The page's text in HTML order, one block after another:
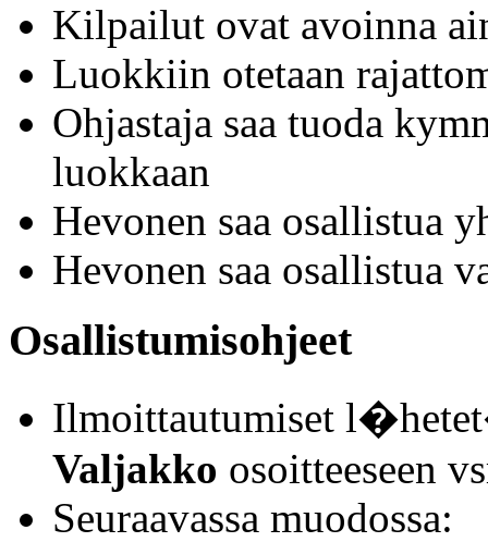
Kilpailut ovat avoinna
Luokkiin otetaan
Ohjastaja saa tuoda
luokkaan
Hevonen saa osallistua
Hevonen saa osallistua
Osallistumisohjeet
Ilmoittautumiset
Valjakko osoitteeseen
Seuraavassa muodossa: